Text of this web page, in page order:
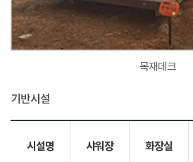
목재데크
기반시설
시설명 샤워장 화장실